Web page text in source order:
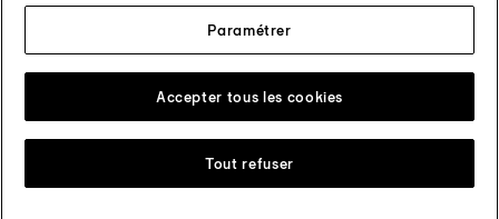
Suivez-nous sur les réseaux sociaux
Changer de pays Tissot Copyrights 2026
Paramétrer
Tout refuser
Accepter tous les cookies